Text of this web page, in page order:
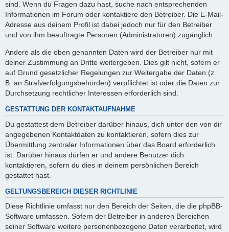
sind. Wenn du Fragen dazu hast, suche nach entsprechenden
Informationen im Forum oder kontaktiere den Betreiber. Die E-Mail-
Adresse aus deinem Profil ist dabei jedoch nur für den Betreiber
und von ihm beauftragte Personen (Administratoren) zugänglich.
Andere als die oben genannten Daten wird der Betreiber nur mit
deiner Zustimmung an Dritte weitergeben. Dies gilt nicht, sofern er
auf Grund gesetzlicher Regelungen zur Weitergabe der Daten (z.
B. an Strafverfolgungsbehörden) verpflichtet ist oder die Daten zur
Durchsetzung rechtlicher Interessen erforderlich sind.
GESTATTUNG DER KONTAKTAUFNAHME
Du gestattest dem Betreiber darüber hinaus, dich unter den von dir
angegebenen Kontaktdaten zu kontaktieren, sofern dies zur
Übermittlung zentraler Informationen über das Board erforderlich
ist. Darüber hinaus dürfen er und andere Benutzer dich
kontaktieren, sofern du dies in deinem persönlichen Bereich
gestattet hast.
GELTUNGSBEREICH DIESER RICHTLINIE
Diese Richtlinie umfasst nur den Bereich der Seiten, die die phpBB-
Software umfassen. Sofern der Betreiber in anderen Bereichen
seiner Software weitere personenbezogene Daten verarbeitet, wird